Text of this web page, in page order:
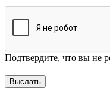
Подтвердите, что вы не